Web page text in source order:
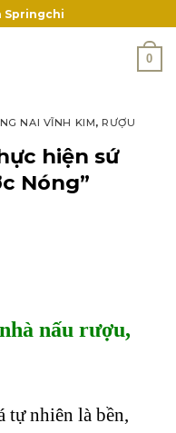
Springchi
0
NAI VĨNH KIM,RƯỢU
hiện sứ
Nóng”
nấu rượu,
tự nhiên là bền,